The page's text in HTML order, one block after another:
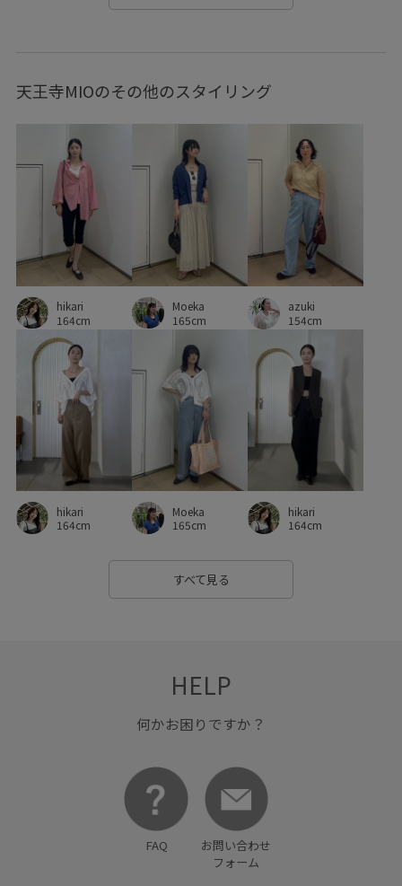
シンプル ジャケット スッキリ
タンクトップ チクチクしない デザイン性
ニット素材 ニュアンスがある
フラットシューズ フリル ブラウス モチーフ
リゾート感 リブ編み リラックス感
レイヤードスタイル ワイドパンツ 伸縮性
大人カジュアル 幅広 快適 快適な着心地 抜け感
柔らかい風合い 汗ばむ季節も快適 清涼感
肌触りが良い 薄手 身体にフィット
通気性
天王寺MIOのその他のスタイリング
hikari
164cm
Moeka
165cm
azuki
154cm
hikari
164cm
Moeka
165cm
hikari
164cm
すべて見る
HELP
何かお困りですか？
FAQ
お問い合わせ
フォーム